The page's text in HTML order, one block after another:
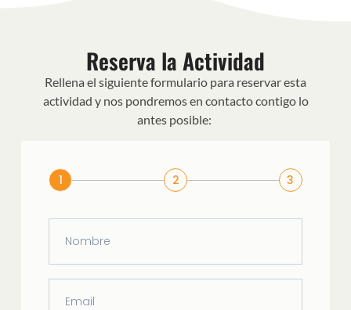
Reserva la Actividad
Rellena el siguiente formulario para reservar esta
actividad y nos pondremos en contacto contigo lo
antes posible:
1 2 3